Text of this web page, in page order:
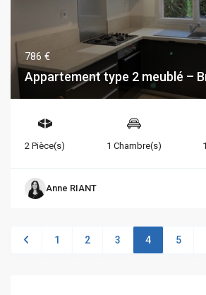
786 €
Appartement type 2 meublé –
2 Pièce(s) 1 Chambre(s)
Anne RIANT
1 2 3 4 5